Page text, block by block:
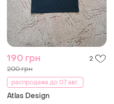
190 грн 2
200 грн
распродажа до 07 авг.
Atlas Design